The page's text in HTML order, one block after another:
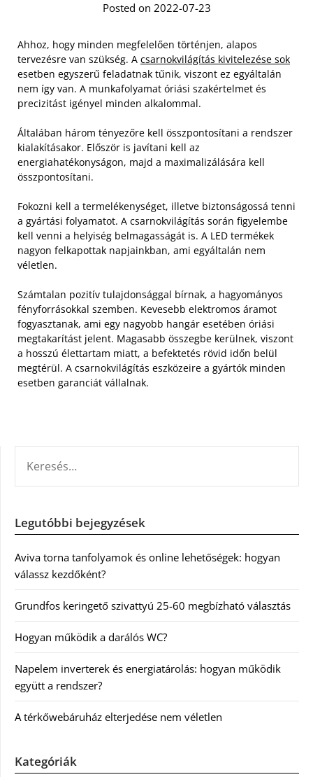
Posted on 2022-07-23
Ahhoz, hogy minden megfelelően történjen, alapos
tervezésre van szükség. A csarnokvilágítás kivitelezése sok
esetben egyszerű feladatnak tűnik, viszont ez egyáltalán
nem így van. A munkafolyamat óriási szakértelmet és
precizitást igényel minden alkalommal.
Általában három tényezőre kell összpontosítani a rendszer
kialakításakor. Először is javítani kell az
energiahatékonyságon, majd a maximalizálására kell
összpontosítani.
Fokozni kell a termelékenységet, illetve biztonságossá tenni
a gyártási folyamatot. A csarnokvilágítás során figyelembe
kell venni a helyiség belmagasságát is. A LED termékek
nagyon felkapottak napjainkban, ami egyáltalán nem
véletlen.
Számtalan pozitív tulajdonsággal bírnak, a hagyományos
fényforrásokkal szemben. Kevesebb elektromos áramot
fogyasztanak, ami egy nagyobb hangár esetében óriási
megtakarítást jelent. Magasabb összegbe kerülnek, viszont
a hosszú élettartam miatt, a befektetés rövid időn belül
megtérül. A csarnokvilágítás eszközeire a gyártók minden
esetben garanciát vállalnak.
Legutóbbi bejegyzések
Aviva torna tanfolyamok és online lehetőségek: hogyan
válassz kezdőként?
Grundfos keringető szivattyú 25-60 megbízható választás
Hogyan működik a darálós WC?
Napelem inverterek és energiatárolás: hogyan működik
együtt a rendszer?
A térkőwebáruház elterjedése nem véletlen
Kategóriák